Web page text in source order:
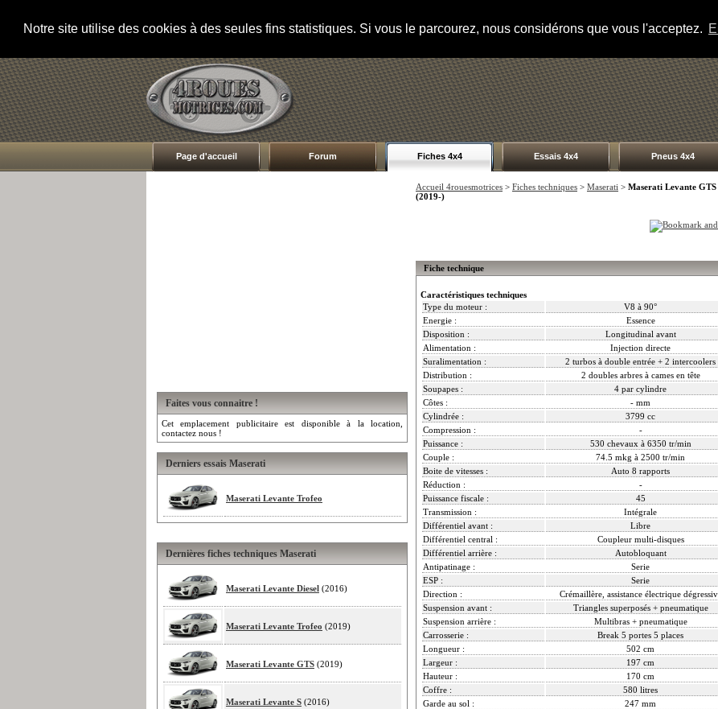
Notre site utilise des cookies à des seules fins statistiques. Si vous le parcourez, nous considérons que vous l'acceptez.
Page d'accueil Forum Fiches 4x4 Essais 4x4 Pneus 4x4
Faites vous connaitre !
Cet emplacement publicitaire est disponible à la location,
contactez nous !
Derniers essais Maserati
Maserati Levante Trofeo
Dernières fiches techniques Maserati
Maserati Levante Diesel (2016)
Maserati Levante Trofeo (2019)
Maserati Levante GTS (2019)
Maserati Levante S (2016)
Accueil 4rouesmotrices > Fiches techniques > Maserati > Maserati Levante GTS
(2019-)
Fiche technique
Caractéristiques techniques
Type du moteur :
V8 à 90°
Energie :
Essence
Disposition :
Longitudinal avant
Alimentation :
Injection directe
Suralimentation :
2 turbos à double entrée + 2 intercoolers
Distribution :
2 doubles arbres à cames en tête
Soupapes :
4 par cylindre
Côtes :
- mm
Cylindrée :
3799 cc
Compression :
-
Puissance :
530 chevaux à 6350 tr/min
Couple :
74.5 mkg à 2500 tr/min
Boite de vitesses :
Auto 8 rapports
Réduction :
-
Puissance fiscale :
45
Transmission :
Intégrale
Différentiel avant :
Libre
Différentiel central :
Coupleur multi-disques
Différentiel arrière :
Autobloquant
Antipatinage :
Serie
ESP :
Serie
Direction :
Crémaillère, assistance électrique
Suspension avant :
Triangles superposés + pneumatique
Suspension arrière :
Multibras + pneumatique
Carrosserie :
Break 5 portes 5 places
Longueur :
502 cm
Largeur :
197 cm
Hauteur :
170 cm
Coffre :
580 litres
Garde au sol :
247 mm